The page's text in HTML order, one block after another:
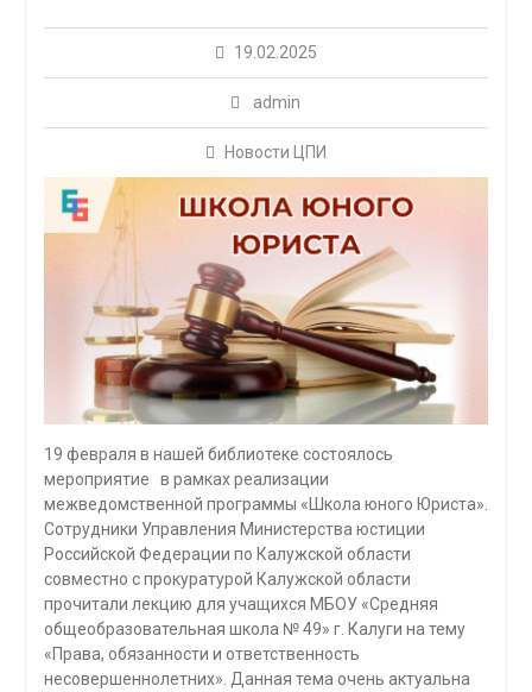
19.02.2025
admin
Новости ЦПИ
19 февраля в нашей библиотеке состоялось
мероприятие в рамках реализации
межведомственной программы «Школа юного Юриста».
Сотрудники Управления Министерства юстиции
Российской Федерации по Калужской области
совместно с прокуратурой Калужской области
прочитали лекцию для учащихся МБОУ «Средняя
общеобразовательная школа № 49» г. Калуги на тему
«Права, обязанности и ответственность
несовершеннолетних». Данная тема очень актуальна